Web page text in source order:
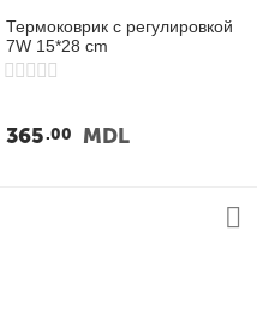
Термоковрик с регулировкой
7W 15*28 cm
365 00 MDL